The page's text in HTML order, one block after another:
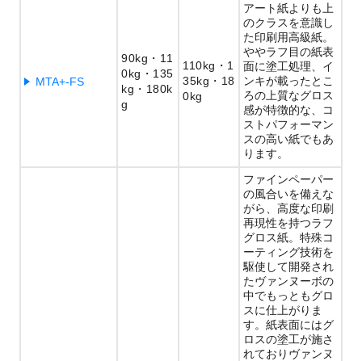
MTA+-FS
90kg
11
0kg
135
kg
180k
g
110kg
1
35kg
18
0kg
アート紙よりも上
のクラスを意識し
た印刷用高級紙。
ややラフ目の紙表
面に塗工処理、イ
ンキが載ったとこ
ろの上質なグロス
感が特徴的な、コ
ストパフォーマン
スの高い紙でもあ
ります。
ファインペーパー
の風合いを備えな
がら、高度な印刷
再現性を持つラフ
グロス紙。特殊コ
ーティング技術を
駆使して開発され
たヴァンヌーボの
中でもっともグロ
スに仕上がりま
す。紙表面にはグ
ロスの塗工が施さ
れておりヴァンヌ